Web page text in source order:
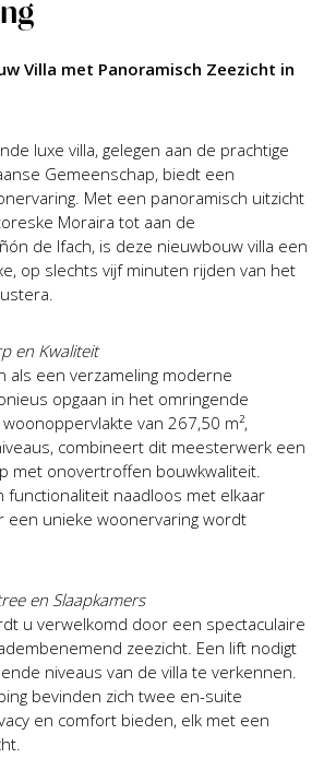
Villa met Panoramisch Zeezicht in
luxe villa, gelegen aan de prachtige
Gemeenschap, biedt een
Met een panoramisch uitzicht
Moraira tot aan de
de Ifach, is deze nieuwbouw villa een
op slechts vijf minuten rijden van het
en Kwaliteit
als een verzameling moderne
opgaan in het omringende
van 267,50 m²,
combineert dit meesterwerk een
met onovertroffen bouwkwaliteit.
functionaliteit naadloos met elkaar
een unieke woonervaring wordt
en Slaapkamers
u verwelkomd door een spectaculaire
zeezicht. Een lift nodigt
niveaus van de villa te verkennen.
bevinden zich twee en-suite
en comfort bieden, elk met een